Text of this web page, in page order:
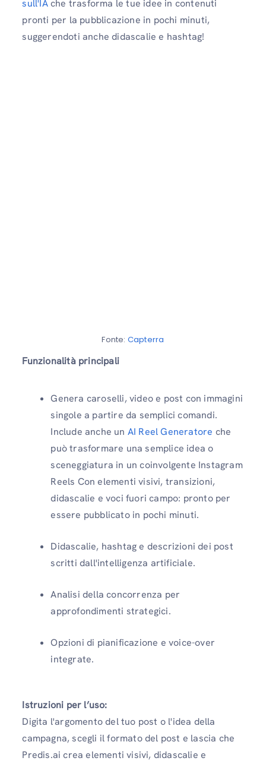
sull'IAche trasforma le tue idee in contenuti
pronti per la pubblicazione in pochi minuti,
suggerendoti anche didascalie e hashtag!
Fonte: Capterra
Funzionalità principali
Genera caroselli, video e post con immagini
singole a partire da semplici comandi.
Include anche un AI Reel Generatore che
può trasformare una semplice idea o
sceneggiatura in un coinvolgente Instagram
Reels Con elementi visivi, transizioni,
didascalie e voci fuori campo: pronto per
essere pubblicato in pochi minuti.
Didascalie, hashtag e descrizioni dei post
scritti dall'intelligenza artificiale.
Analisi della concorrenza per
approfondimenti strategici.
Opzioni di pianificazione e voice-over
integrate.
Istruzioni per l’uso:
Digita l'argomento del tuo post o l'idea della
campagna, scegli il formato del post e lascia che
Predis.ai crea elementi visivi, didascalie e